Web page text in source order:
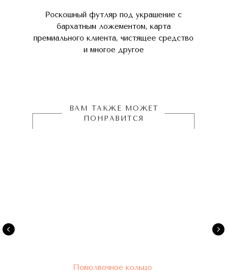
Роскошный футляр под украшение с
бархатным ложементом, карта
премиального клиента, чистящее средство
и многое другое
ВАМ ТАКЖЕ МОЖЕТ
ПОНРАВИТСЯ
Помолвочное кольцо